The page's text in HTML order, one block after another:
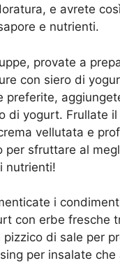
e avrete
e nutrienti.
provate a
con siero di
preferite,
di yogurt. Frullate
vellutata e
per sfruttare al
nutrienti!
i
con erbe fresche
pizzico di sale per
per insalate che